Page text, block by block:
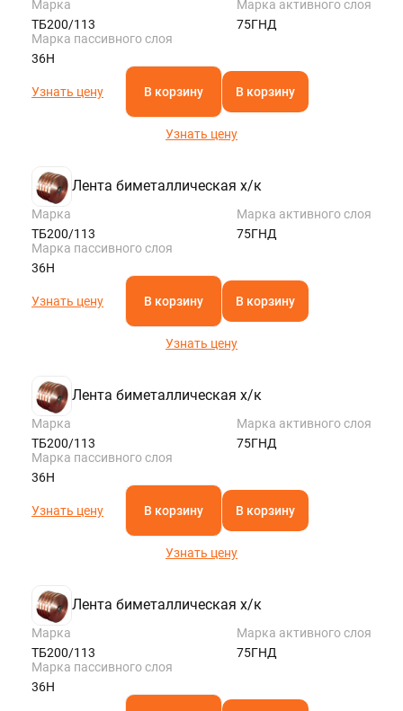
Марка
ТБ200/113
Марка активного слоя
75ГНД
Марка пассивного слоя
36Н
Узнать цену В корзину В корзину
Узнать цену
Лента биметаллическая х/к
Марка
ТБ200/113
Марка активного слоя
75ГНД
Марка пассивного слоя
36Н
Узнать цену В корзину В корзину
Узнать цену
Лента биметаллическая х/к
Марка
ТБ200/113
Марка активного слоя
75ГНД
Марка пассивного слоя
36Н
Узнать цену В корзину В корзину
Узнать цену
Лента биметаллическая х/к
Марка
ТБ200/113
Марка активного слоя
75ГНД
Марка пассивного слоя
36Н